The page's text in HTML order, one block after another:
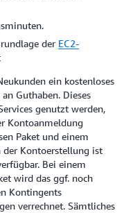
der EC2-
ein kostenloses
Guthaben. Dieses
genutzt werden,
Kontoanmeldung
Paket und einem
der Kontoerstellung ist
Bei einem
wird das ggf. noch
Kontingents
verrechnet. Sämtliches